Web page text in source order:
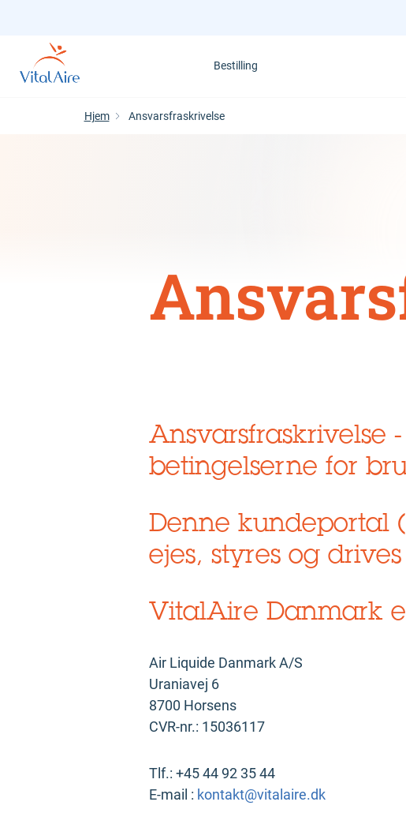
hovedindhold
Bestilling
Hjem Ansvarsfraskrivelse
Ansvarsfraskrivelse
betingelserne for
Denne kundeportal
ejes, styres og
VitalAire Danmark
Air Liquide Danmark A/S
Uraniavej 6
8700 Horsens
CVR-nr.: 15036117
Tlf.: +45 44 92 35 44
E-mail : kontakt@vitalaire.dk